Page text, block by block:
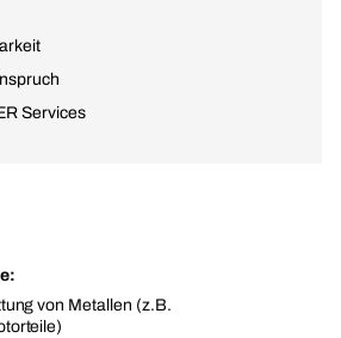
Services
von Metallen (z.B.